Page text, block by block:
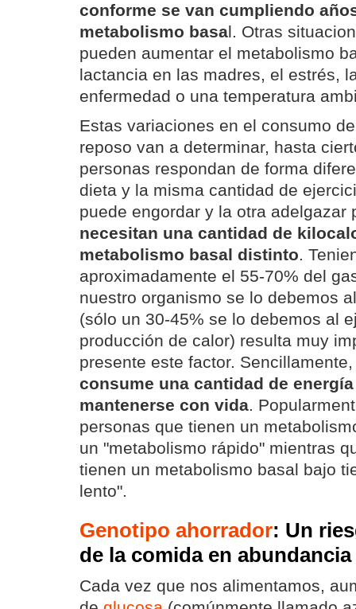
conforme se van cumpliendo
metabolismo basal. Otras
pueden aumentar el metabolismo
lactancia en las madres, el estrés,
enfermedad o una temperatura
Estas variaciones en el consumo
reposo van a determinar, hasta
personas respondan de forma
dieta y la misma cantidad de
puede engordar y la otra adelgazar
necesitan una cantidad de
metabolismo basal distinto.
aproximadamente el 55-70% del
nuestro organismo se lo debemos
(sólo un 30-45% se lo debemos al
producción de calor) resulta muy
presente este factor.
consume una cantidad de
mantenerse con vida.
personas que tienen un
un "metabolismo rápido" mientras
tienen un metabolismo basal bajo
lento".
Genotipo ahorrador: Un
de la comida en abundancia
Cada vez que nos alimentamos,